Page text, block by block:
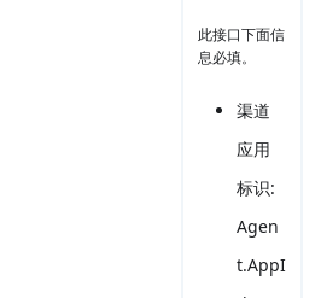
此接口下面信
息必填。
渠道
应用
标识:
Agen
t.AppI